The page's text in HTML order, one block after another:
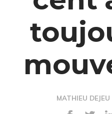
MATHIEU DEJEU